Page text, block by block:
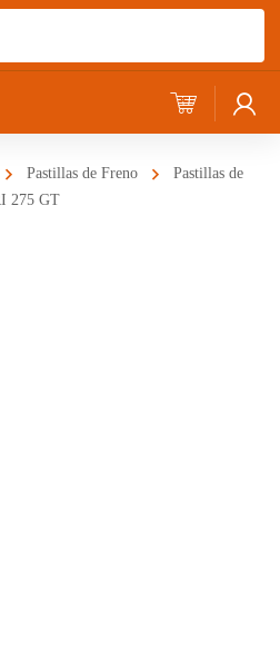
Pastillas de Freno
Pastillas de
275 GT